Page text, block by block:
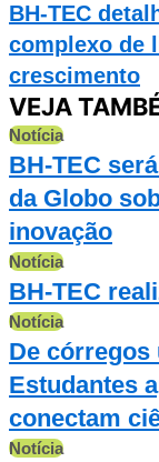
BH-TEC
complexo de
crescimento
VEJA
Notícia
BH-TEC
da Globo
inovação
Notícia
BH-TEC
Notícia
De córregos
Estudantes
conectam
Notícia